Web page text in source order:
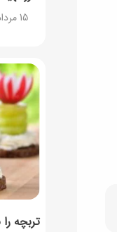
15 مرداد 1405
تربچه